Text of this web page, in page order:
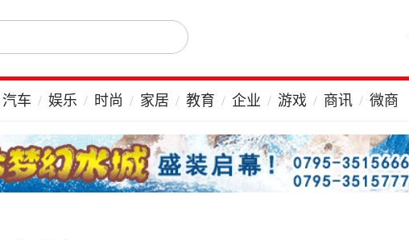
汽车 娱乐 时尚 家居 教育 企业 游戏 商讯 微商